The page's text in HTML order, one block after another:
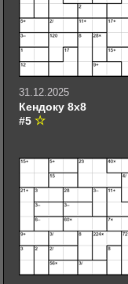
31.12.2025
Кендоку 8х8
#5